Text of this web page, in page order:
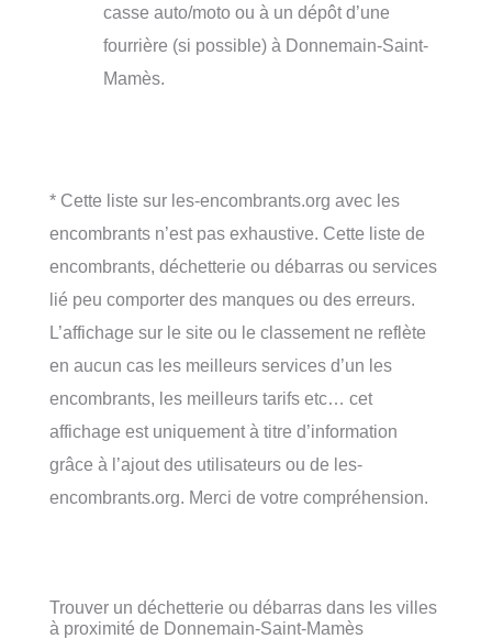
casse auto/moto ou à un dépôt d’une
fourrière (si possible) à Donnemain-Saint-
Mamès.
* Cette liste sur les-encombrants.org avec les
encombrants n’est pas exhaustive. Cette liste de
encombrants, déchetterie ou débarras ou services
lié peu comporter des manques ou des erreurs.
L’affichage sur le site ou le classement ne reflète
en aucun cas les meilleurs services d’un les
encombrants, les meilleurs tarifs etc… cet
affichage est uniquement à titre d’information
grâce à l’ajout des utilisateurs ou de les-
encombrants.org. Merci de votre compréhension.
Trouver un déchetterie ou débarras dans les villes
à proximité de Donnemain-Saint-Mamès